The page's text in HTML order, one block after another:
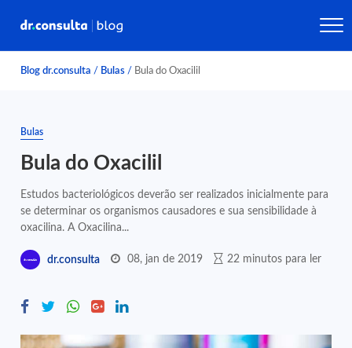
Blog dr.consulta / Bulas / Bula do Oxacilil
Bulas
Bula do Oxacilil
Estudos bacteriológicos deverão ser realizados inicialmente para
se determinar os organismos causadores e sua sensibilidade à
oxacilina. A Oxacilina...
dr.consulta 08, jan de 2019 22 minutos para ler